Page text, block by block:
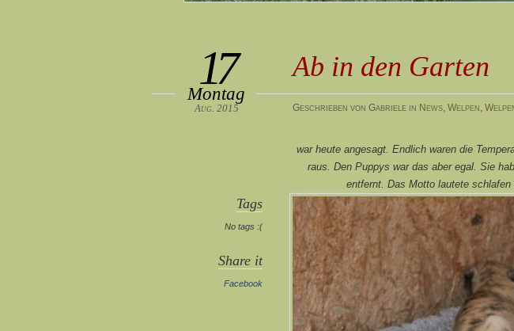
Ab in den Garten
17
Montag
Aug. 2015 Geschrieben von Gabriele in News, Welpen,
Tags
No tags :(
Share it
Facebook
war heute angesagt. Endlich waren die
raus. Den Puppys war das aber egal. Sie
entfernt. Das Motto lautete